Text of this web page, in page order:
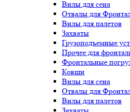
Вилы для сена
Отвалы для
Вилы для палетов
Захваты
Грузоподъемные
Прочее для
Фронтальные
Ковши
Вилы для сена
Отвалы для
Вилы для палетов